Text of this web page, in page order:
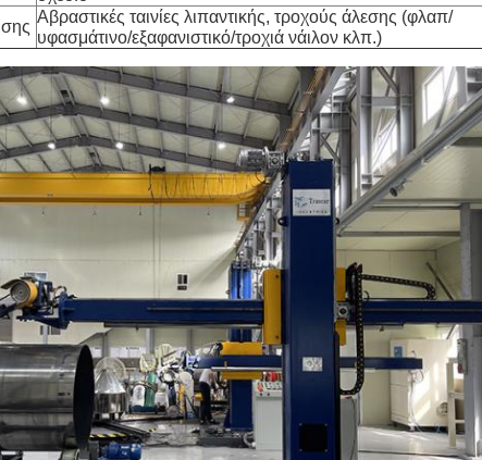
Αβραστικές ταινίες λιπαντικής, τροχούς άλεσης (φλαπ/
υφασμάτινο/εξαφανιστικό/τροχιά νάιλον κλπ.)